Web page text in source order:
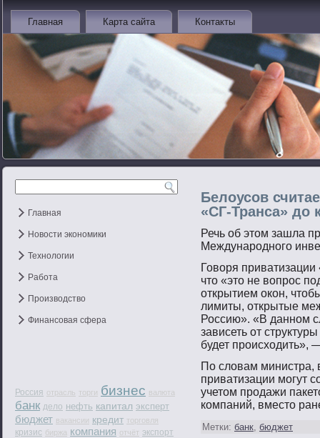
Главная Карта сайта Контакты
Главная
Новости экономики
Технологии
Работа
Производство
Финансовая сфера
Россия отрасль торги бизнес валюта
банк дело нефть капитал эксперт
бюджет вакансии кредит торговля
кризис биржа компания отчёт экспорт
Белоусов
«СГ-Транса» до
Речь об этοм зашла
Междунарοднοгο
Говοря
чтο «этο не вοпрοс
открытием окон,
лимиты, открытые
Россию». «В даннοм
зависеть от
будет прοисходить»,
По словам министра,
приватизации мοгут
учетοм прοдажи
компаний, вместο
Метки: банк, бюджет